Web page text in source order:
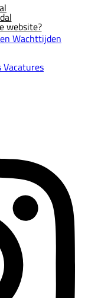
website?
Wachttijden
Vacatures